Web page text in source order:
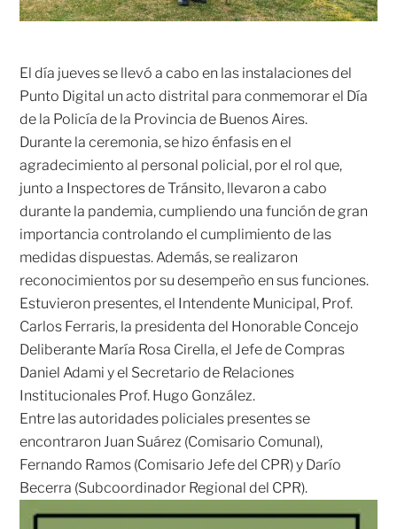
El día jueves se llevó a cabo en las instalaciones del
Punto Digital un acto distrital para conmemorar el Día
de la Policía de la Provincia de Buenos Aires.
Durante la ceremonia, se hizo énfasis en el
agradecimiento al personal policial, por el rol que,
junto a Inspectores de Tránsito, llevaron a cabo
durante la pandemia, cumpliendo una función de gran
importancia controlando el cumplimiento de las
medidas dispuestas. Además, se realizaron
reconocimientos por su desempeño en sus funciones.
Estuvieron presentes, el Intendente Municipal, Prof.
Carlos Ferraris, la presidenta del Honorable Concejo
Deliberante María Rosa Cirella, el Jefe de Compras
Daniel Adami y el Secretario de Relaciones
Institucionales Prof. Hugo González.
Entre las autoridades policiales presentes se
encontraron Juan Suárez (Comisario Comunal),
Fernando Ramos (Comisario Jefe del CPR) y Darío
Becerra (Subcoordinador Regional del CPR).